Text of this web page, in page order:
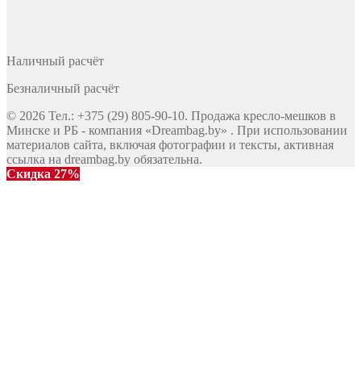
Наличный расчёт
Безналичный расчёт
© 2026 Тел.: +375 (29) 805-90-10. Продажа кресло-мешков в
Минске и РБ - компания «Dreambag.by» . При использовании
материалов сайта, включая фотографии и тексты, активная
ссылка на dreambag.by обязательна.
Скидка 27%